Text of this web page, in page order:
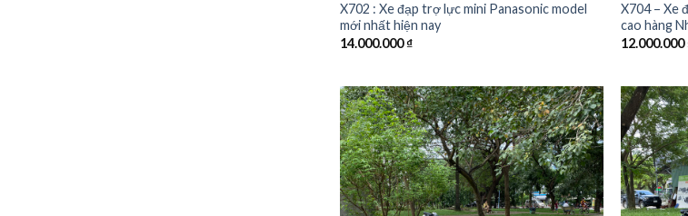
X702 : Xe đạp trợ lực mini Panasonic model
mới nhất hiện nay
14.000.000₫
X704 – Xe
cao hàng
12.000.000